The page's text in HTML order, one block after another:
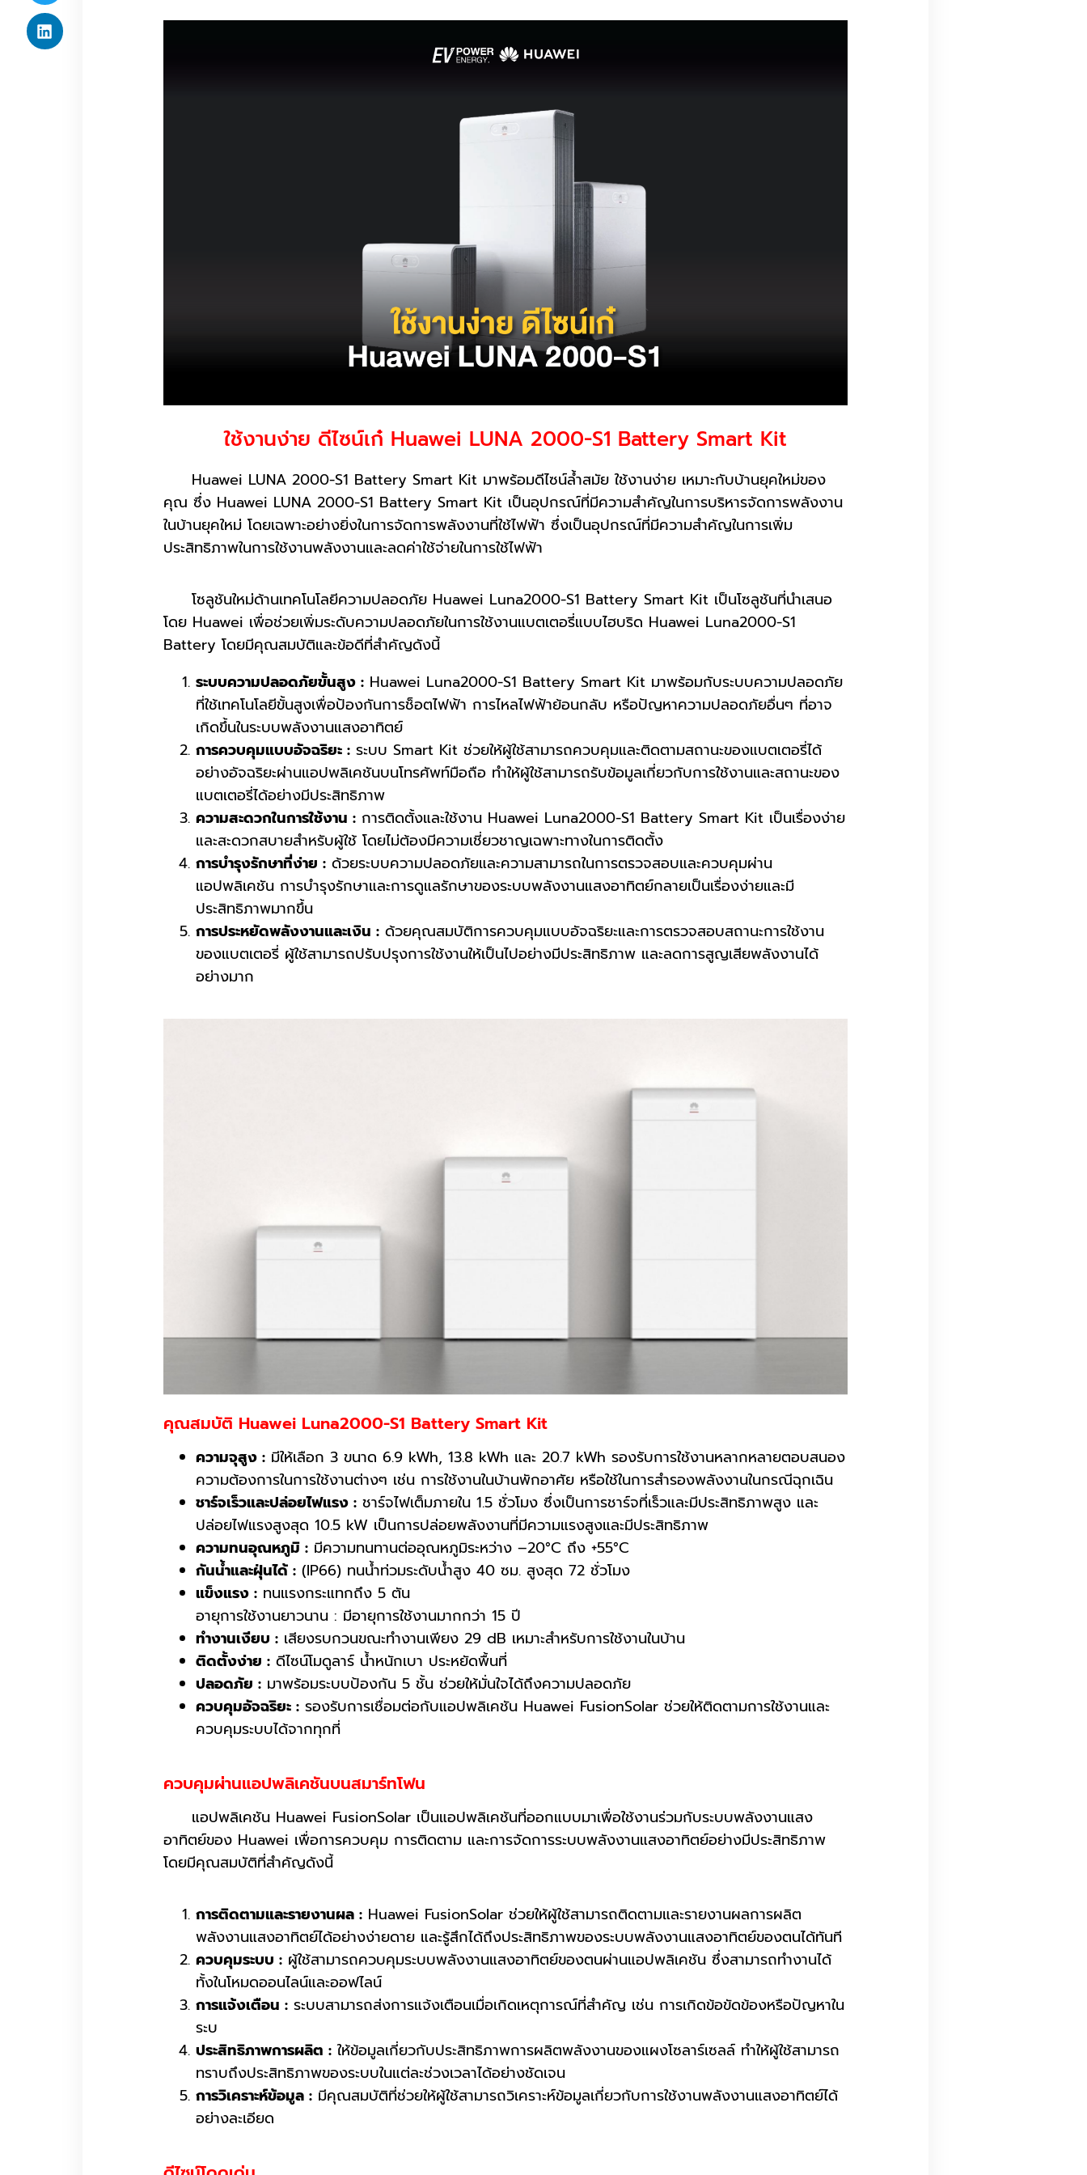
ใช้งานง่าย ดีไซน์เก๋ Huawei LUNA 2000-S1 Battery Smart Kit
Huawei LUNA 2000-S1 Battery Smart Kit มาพร้อมดีไซน์ล้ำสมัย ใช้งานง่าย เหมาะกับบ้านยุคใหม่ของ
คุณ ซึ่ง Huawei LUNA 2000-S1 Battery Smart Kit เป็นอุปกรณ์ที่มีความสำคัญในการบริหารจัดการพลังงาน
ในบ้านยุคใหม่ โดยเฉพาะอย่างยิ่งในการจัดการพลังงานที่ใช้ไฟฟ้า ซึ่งเป็นอุปกรณ์ที่มีความสำคัญในการเพิ่ม
ประสิทธิภาพในการใช้งานพลังงานและลดค่าใช้จ่ายในการใช้ไฟฟ้า
โซลูชันใหม่ด้านเทคโนโลยีความปลอดภัย Huawei Luna2000-S1 Battery Smart Kit เป็นโซลูชันที่นำเสนอ
โดย Huawei เพื่อช่วยเพิ่มระดับความปลอดภัยในการใช้งานแบตเตอรี่แบบไฮบริด Huawei Luna2000-S1
Battery โดยมีคุณสมบัติและข้อดีที่สำคัญดังนี้
ระบบความปลอดภัยขั้นสูง : Huawei Luna2000-S1 Battery Smart Kit มาพร้อมกับระบบความปลอดภัย
ที่ใช้เทคโนโลยีขั้นสูงเพื่อป้องกันการช็อตไฟฟ้า การไหลไฟฟ้าย้อนกลับ หรือปัญหาความปลอดภัยอื่นๆ ที่อาจ
เกิดขึ้นในระบบพลังงานแสงอาทิตย์
การควบคุมแบบอัจฉริยะ : ระบบ Smart Kit ช่วยให้ผู้ใช้สามารถควบคุมและติดตามสถานะของแบตเตอรี่ได้
อย่างอัจฉริยะผ่านแอปพลิเคชันบนโทรศัพท์มือถือ ทำให้ผู้ใช้สามารถรับข้อมูลเกี่ยวกับการใช้งานและสถานะของ
แบตเตอรี่ได้อย่างมีประสิทธิภาพ
ความสะดวกในการใช้งาน : การติดตั้งและใช้งาน Huawei Luna2000-S1 Battery Smart Kit เป็นเรื่องง่าย
และสะดวกสบายสำหรับผู้ใช้ โดยไม่ต้องมีความเชี่ยวชาญเฉพาะทางในการติดตั้ง
การบำรุงรักษาที่ง่าย : ด้วยระบบความปลอดภัยและความสามารถในการตรวจสอบและควบคุมผ่าน
แอปพลิเคชัน การบำรุงรักษาและการดูแลรักษาของระบบพลังงานแสงอาทิตย์กลายเป็นเรื่องง่ายและมี
ประสิทธิภาพมากขึ้น
การประหยัดพลังงานและเงิน : ด้วยคุณสมบัติการควบคุมแบบอัจฉริยะและการตรวจสอบสถานะการใช้งาน
ของแบตเตอรี่ ผู้ใช้สามารถปรับปรุงการใช้งานให้เป็นไปอย่างมีประสิทธิภาพ และลดการสูญเสียพลังงานได้
อย่างมาก
คุณสมบัติ Huawei Luna2000-S1 Battery Smart Kit
ความจุสูง : มีให้เลือก 3 ขนาด 6.9 kWh, 13.8 kWh และ 20.7 kWh รองรับการใช้งานหลากหลายตอบสนอง
ความต้องการในการใช้งานต่างๆ เช่น การใช้งานในบ้านพักอาศัย หรือใช้ในการสำรองพลังงานในกรณีฉุกเฉิน
ชาร์จเร็วและปล่อยไฟแรง : ชาร์จไฟเต็มภายใน 1.5 ชั่วโมง ซึ่งเป็นการชาร์จที่เร็วและมีประสิทธิภาพสูง และ
ปล่อยไฟแรงสูงสุด 10.5 kW เป็นการปล่อยพลังงานที่มีความแรงสูงและมีประสิทธิภาพ
ความทนอุณหภูมิ : มีความทนทานต่ออุณหภูมิระหว่าง –20°C ถึง +55°C
กันน้ำและฝุ่นได้ : (IP66) ทนน้ำท่วมระดับน้ำสูง 40 ซม. สูงสุด 72 ชั่วโมง
แข็งแรง : ทนแรงกระแทกถึง 5 ตัน
อายุการใช้งานยาวนาน : มีอายุการใช้งานมากกว่า 15 ปี
ทำงานเงียบ : เสียงรบกวนขณะทำงานเพียง 29 dB เหมาะสำหรับการใช้งานในบ้าน
ติดตั้งง่าย : ดีไซน์โมดูลาร์ น้ำหนักเบา ประหยัดพื้นที่
ปลอดภัย : มาพร้อมระบบป้องกัน 5 ชั้น ช่วยให้มั่นใจได้ถึงความปลอดภัย
ควบคุมอัจฉริยะ : รองรับการเชื่อมต่อกับแอปพลิเคชัน Huawei FusionSolar ช่วยให้ติดตามการใช้งานและ
ควบคุมระบบได้จากทุกที่
ควบคุมผ่านแอปพลิเคชันบนสมาร์ทโฟน
แอปพลิเคชัน Huawei FusionSolar เป็นแอปพลิเคชันที่ออกแบบมาเพื่อใช้งานร่วมกับระบบพลังงานแสง
อาทิตย์ของ Huawei เพื่อการควบคุม การติดตาม และการจัดการระบบพลังงานแสงอาทิตย์อย่างมีประสิทธิภาพ
โดยมีคุณสมบัติที่สำคัญดังนี้
การติดตามและรายงานผล : Huawei FusionSolar ช่วยให้ผู้ใช้สามารถติดตามและรายงานผลการผลิต
พลังงานแสงอาทิตย์ได้อย่างง่ายดาย และรู้สึกได้ถึงประสิทธิภาพของระบบพลังงานแสงอาทิตย์ของตนได้ทันที
ควบคุมระบบ : ผู้ใช้สามารถควบคุมระบบพลังงานแสงอาทิตย์ของตนผ่านแอปพลิเคชัน ซึ่งสามารถทำงานได้
ทั้งในโหมดออนไลน์และออฟไลน์
การแจ้งเตือน : ระบบสามารถส่งการแจ้งเตือนเมื่อเกิดเหตุการณ์ที่สำคัญ เช่น การเกิดข้อขัดข้องหรือปัญหาใน
ระบ
ประสิทธิภาพการผลิต : ให้ข้อมูลเกี่ยวกับประสิทธิภาพการผลิตพลังงานของแผงโซลาร์เซลล์ ทำให้ผู้ใช้สามารถ
ทราบถึงประสิทธิภาพของระบบในแต่ละช่วงเวลาได้อย่างชัดเจน
การวิเคราะห์ข้อมูล : มีคุณสมบัติที่ช่วยให้ผู้ใช้สามารถวิเคราะห์ข้อมูลเกี่ยวกับการใช้งานพลังงานแสงอาทิตย์ได้
อย่างละเอียด